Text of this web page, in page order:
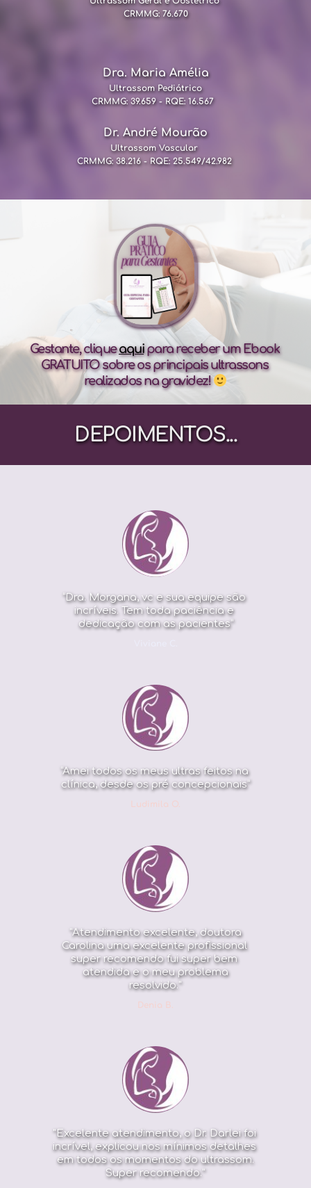
CRMMG: 76.670
Dra. Maria Amélia
Ultrassom Pediátrico
CRMMG: 39.659 - RQE: 16.567
Dr. André Mourão
Ultrassom Vascular
CRMMG: 38.216 - RQE: 25.549/42.982
Gestante, clique aqui para receber um Ebook
GRATUITO sobre os principais ultrassons
realizados na gravidez!
DEPOIMENTOS...
“Dra. Morgana, vc e sua equipe são
incríveis. Tem toda paciência e
dedicação com as pacientes”
“Amei todos os meus ultras feitos na
clínica, desde os pré concepcionais”
Ludimila O.
"Atendimento excelente, doutora
Carolina uma excelente profissional
super recomendo fui super bem
atendida e o meu problema
resolvido."
Denia B.
"Excelente atendimento, o Dr. Darlei foi
incrível, explicou nos mínimos detalhes
em todos os momentos do ultrassom.
Super recomendo."